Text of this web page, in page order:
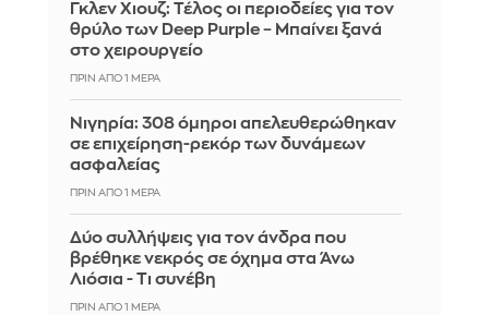
Γκλεν Χιουζ: Τέλος οι περιοδείες για τον
θρύλο των Deep Purple – Μπαίνει ξανά
στο χειρουργείο
ΠΡΙΝ ΑΠΌ 1 ΜΈΡΑ
Νιγηρία: 308 όμηροι απελευθερώθηκαν
σε επιχείρηση-ρεκόρ των δυνάμεων
ασφαλείας
ΠΡΙΝ ΑΠΌ 1 ΜΈΡΑ
Δύο συλλήψεις για τον άνδρα που
βρέθηκε νεκρός σε όχημα στα Άνω
Λιόσια - Τι συνέβη
ΠΡΙΝ ΑΠΌ 1 ΜΈΡΑ